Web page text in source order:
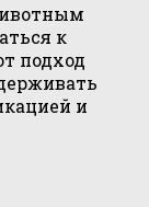
к
подход
и